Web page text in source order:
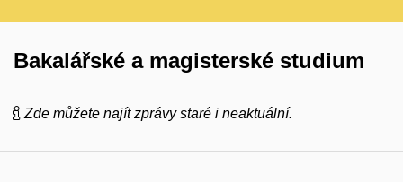
Bakalářské a magisterské studium
Zde můžete najít zprávy staré i neaktuální.